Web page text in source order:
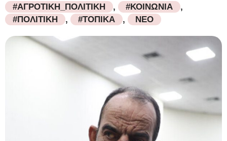
#ΑΓΡΟΤΙΚΗ_ΠΟΛΙΤΙΚΗ , #ΚΟΙΝΩΝΙΑ
,
#ΠΟΛΙΤΙΚΗ
, #ΤΟΠΙΚΑ , ΝΕΟ